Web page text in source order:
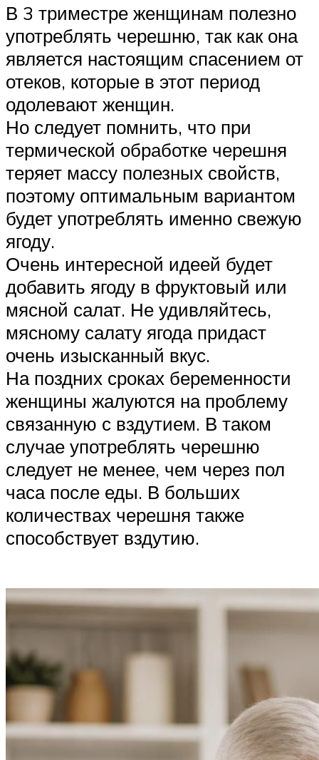
В 3 триместре женщинам полезно
употреблять черешню, так как она
является настоящим спасением от
отеков, которые в этот период
одолевают женщин.
Но следует помнить, что при
термической обработке черешня
теряет массу полезных свойств,
поэтому оптимальным вариантом
будет употреблять именно свежую
ягоду.
Очень интересной идеей будет
добавить ягоду в фруктовый или
мясной салат. Не удивляйтесь,
мясному салату ягода придаст
очень изысканный вкус.
На поздних сроках беременности
женщины жалуются на проблему
связанную с вздутием. В таком
случае употреблять черешню
следует не менее, чем через пол
часа после еды. В больших
количествах черешня также
способствует вздутию.